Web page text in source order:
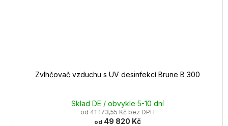
Zvlhčovač vzduchu s UV desinfekcí Brune B 300
Sklad DE / obvykle 5-10 dní
od 41 173,55 Kč bez DPH
od 49 820 Kč